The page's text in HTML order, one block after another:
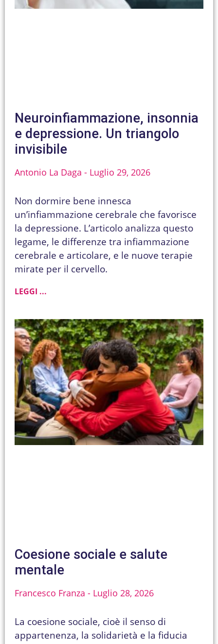
Neuroinfiammazione, insonnia
e depressione. Un triangolo
invisibile
Antonio La Daga Luglio 29, 2026
Non dormire bene innesca
un’infiammazione cerebrale che favorisce
la depressione. L’articolo analizza questo
legame, le differenze tra infiammazione
cerebrale e articolare, e le nuove terapie
mirate per il cervello.
LEGGI ...
Coesione sociale e salute
mentale
Francesco Franza Luglio 28, 2026
La coesione sociale, cioè il senso di
appartenenza, la solidarietà e la fiducia